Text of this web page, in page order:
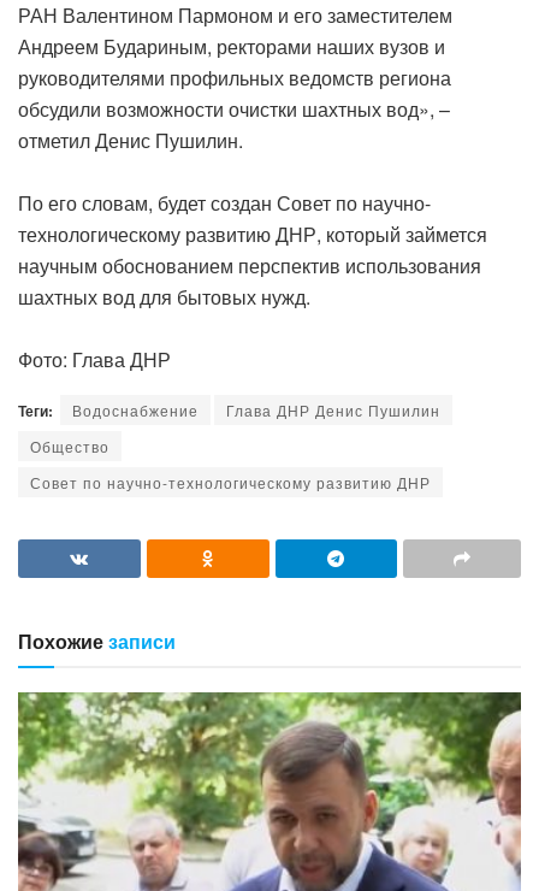
РАН Валентином Пармоном и его заместителем
Андреем Будариным, ректорами наших вузов и
руководителями профильных ведомств региона
обсудили возможности очистки шахтных вод», –
отметил Денис Пушилин.
‎По его словам, будет создан Совет по научно-
технологическому развитию ДНР, который займется
научным обоснованием перспектив использования
шахтных вод для бытовых нужд.
‎Фото: Глава ДНР
Теги: Водоснабжение
Глава ДНР Денис Пушилин
Общество
Совет по научно-технологическому развитию ДНР
Похожиезаписи